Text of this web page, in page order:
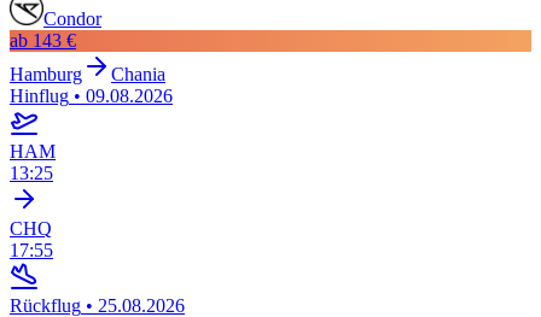
Condor
ab 143 €
Hamburg
Chania
Hinflug • 09.08.2026
HAM
13:25
CHQ
17:55
Rückflug • 25.08.2026